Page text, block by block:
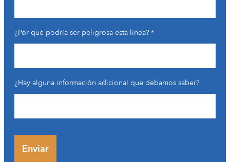
¿Por qué podría ser peligrosa esta línea?*
¿Hay alguna información adicional que debamos saber?